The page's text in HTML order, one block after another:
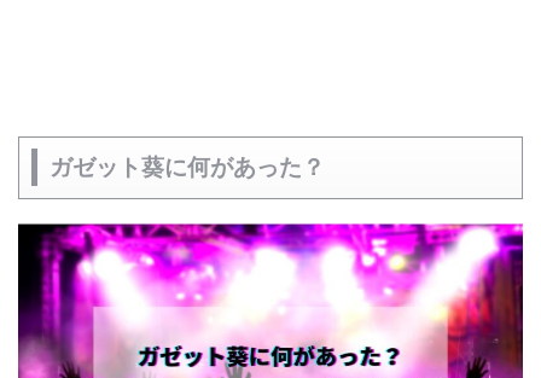
ガゼット葵に何があった？